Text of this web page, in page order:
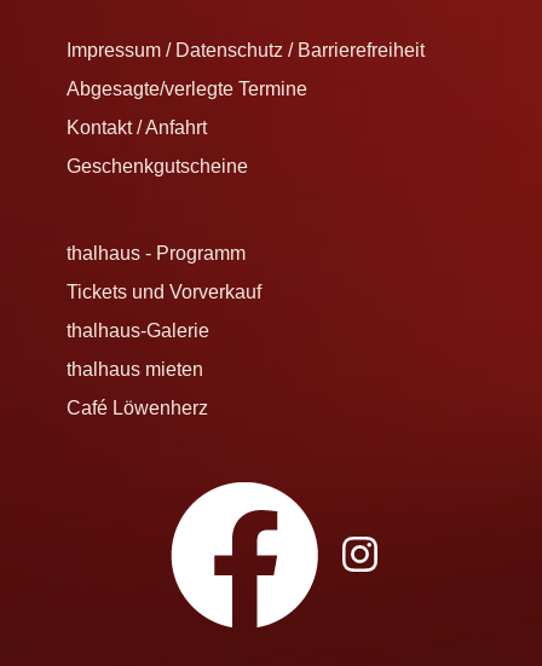
Impressum / Datenschutz / Barrierefreiheit
Abgesagte/verlegte Termine
Kontakt / Anfahrt
Geschenkgutscheine
thalhaus - Programm
Tickets und Vorverkauf
thalhaus-Galerie
thalhaus mieten
Café Löwenherz